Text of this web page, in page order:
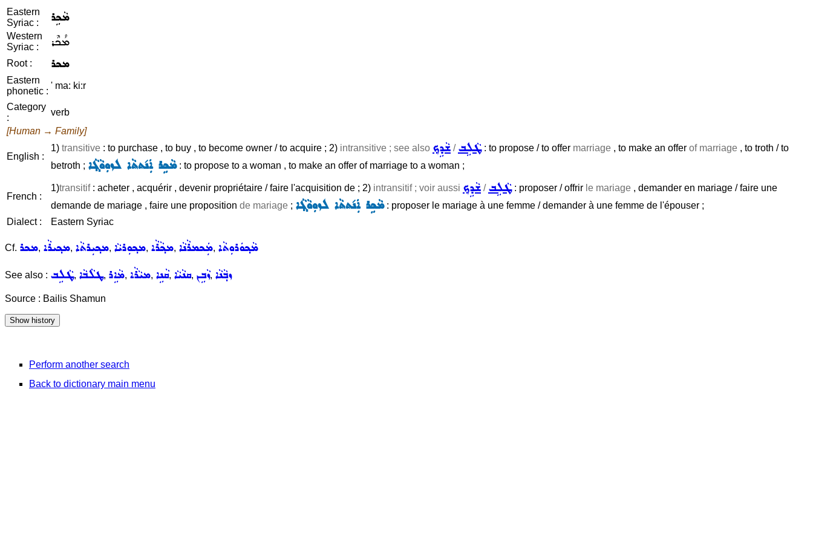
Eastern
Syriac :
ܡܵܟܹܪ
Western
Syriac :
ܡܳܟܶܪ
Root : ܡܟܪ
Eastern
phonetic :
' ma: ki:r
Category
:
verb
[Human → Family]
English :
1) transitive : to purchase , to buy , to become owner / to acquire ; 2) intransitive ; see also ܫܵܕܹܟ݂ /ܛܵܠܹܒ: to propose / to offer marriage , to make an offer of marriage , to troth / to
betroth ; ܡܵܟܹܪ ܐܲܢ݇ܬܬܵܐ ܠܙܘܼܘܵܓ݂ܵܐ: to propose to a woman , to make an offer of marriage to a woman ;
French :
1)transitif: acheter , acquérir , devenir propriétaire / faire l'acquisition de ; 2) intransitif ; voir aussi ܫܵܕܹܟ݂ /ܛܵܠܹܒ: proposer / offrir le mariage , demander en mariage / faire une
demande de mariage , faire une proposition de mariage ; ܡܵܟܹܪ ܐܲܢ݇ܬܬܵܐ ܠܙܘܼܘܵܓ݂ܵܐ: proposer le mariage à une femme / demander à une femme de l'épouser ;
Dialect :
Eastern Syriac
Cf. ܡܟܪ, ܡܟ݂ܝܪܵܐ, ܡܟ݂ܝܼܪܬܵܐ, ܡܟ݂ܘܼܪܝܵܐ, ܡܟ݂ܵܪܵܐ, ܡܲܟܡܪܵܢܵܐ, ܡܵܟ݂ܘܿܪܘܼܬܵܐ
See also : ܛܵܠܹܒ, ܛܠܵܒܵܐ, ܡܵܐܹܪ, ܡܝܵܪܵܐ, ܩܵܢܹܐ, ܩܢܵܝܵܐ, ܙܵܒܹܢ, ܙܒ݂ܵܢܵܐ
Source : Bailis Shamun
Perform another search
Back to dictionary main menu